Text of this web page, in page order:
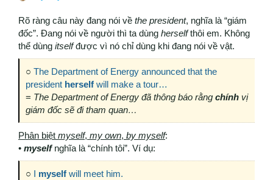
Rõ ràng câu này đang nói về the president, nghĩa là “giám
đốc”. Đang nói về người thì ta dùng herselfthôi em. Không
thể dùng itselfđược vì nó chỉ dùng khi đang nói về vật.
○ The Department of Energy announced that the
president herself will make a tour…
= The Department of Energy đã thông báo rằng chính vị
giám đốc sẽ đi tham quan…
Phân biệt myself, my own, by myself:
• myself nghĩa là “chính tôi”. Ví dụ:
○ I myself will meet him.